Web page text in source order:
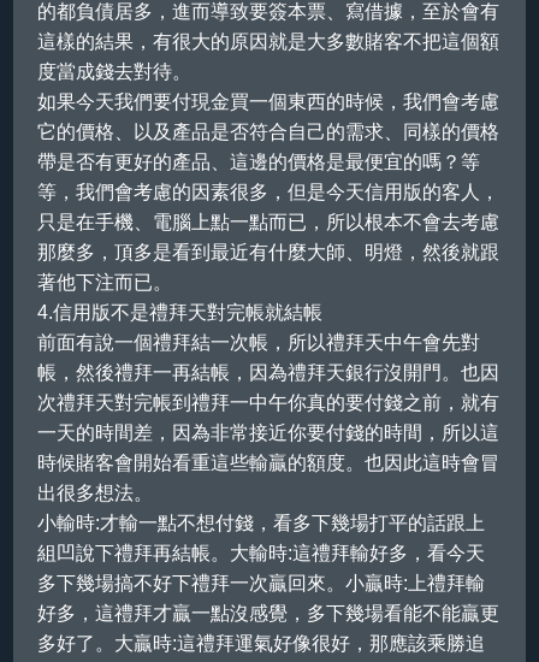
的都負債居多，進而導致要簽本票、寫借據，至於會有
這樣的結果，有很大的原因就是大多數賭客不把這個額
度當成錢去對待。
如果今天我們要付現金買一個東西的時候，我們會考慮
它的價格、以及產品是否符合自己的需求、同樣的價格
帶是否有更好的產品、這邊的價格是最便宜的嗎？等
等，我們會考慮的因素很多，但是今天信用版的客人，
只是在手機、電腦上點一點而已，所以根本不會去考慮
那麼多，頂多是看到最近有什麼大師、明燈，然後就跟
著他下注而已。
4.信用版不是禮拜天對完帳就結帳
前面有說一個禮拜結一次帳，所以禮拜天中午會先對
帳，然後禮拜一再結帳，因為禮拜天銀行沒開門。也因
次禮拜天對完帳到禮拜一中午你真的要付錢之前，就有
一天的時間差，因為非常接近你要付錢的時間，所以這
時候賭客會開始看重這些輸贏的額度。也因此這時會冒
出很多想法。
小輸時:才輸一點不想付錢，看多下幾場打平的話跟上
組凹說下禮拜再結帳。大輸時:這禮拜輸好多，看今天
多下幾場搞不好下禮拜一次贏回來。小贏時:上禮拜輸
好多，這禮拜才贏一點沒感覺，多下幾場看能不能贏更
多好了。大贏時:這禮拜運氣好像很好，那應該乘勝追